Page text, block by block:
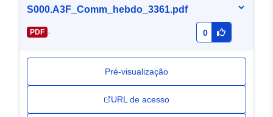
S000.A3F_Comm_hebdo_3361.pdf
PDF - 0
Pré-visualização
URL de acesso